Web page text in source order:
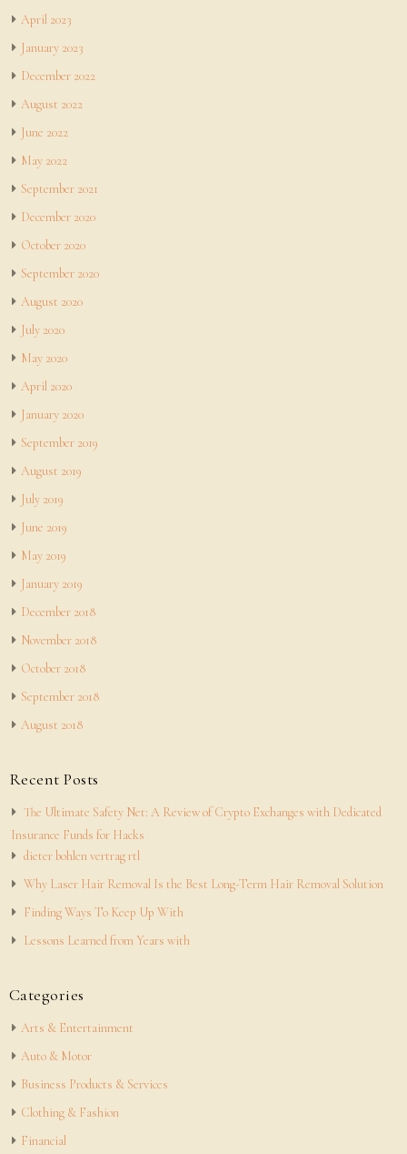
April 2023
January 2023
December 2022
August 2022
June 2022
May 2022
September 2021
December 2020
October 2020
September 2020
August 2020
July 2020
May 2020
April 2020
January 2020
September 2019
August 2019
July 2019
June 2019
May 2019
January 2019
December 2018
November 2018
October 2018
September 2018
August 2018
Recent Posts
The Ultimate Safety Net: A Review of Crypto Exchanges with Dedicated
Insurance Funds for Hacks
dieter bohlen vertrag rtl
Why Laser Hair Removal Is the Best Long-Term Hair Removal Solution
Finding Ways To Keep Up With
Lessons Learned from Years with
Categories
Arts & Entertainment
Auto & Motor
Business Products & Services
Clothing & Fashion
Financial